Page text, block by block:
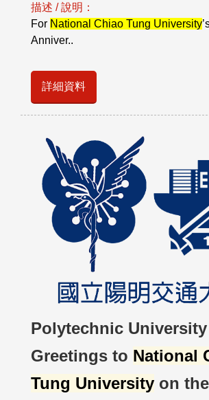
描述 / 說明：
For National Chiao Tung University
Anniver..
詳細資料
Polytechnic University
Greetings to National
Tung University on the